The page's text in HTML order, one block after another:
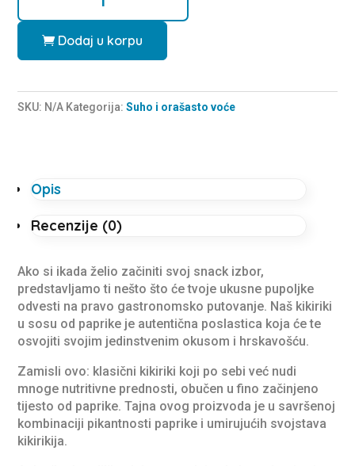
u
sosu
od
količina
Dodaj u korpu
SKU: N/A Kategorija:Suho i orašasto voće
Opis
Recenzije (0)
Ako si ikada želio začiniti svoj snack izbor,
predstavljamo ti nešto što će tvoje ukusne pupoljke
odvesti na pravo gastronomsko putovanje. Naš kikiriki
u sosu od paprike je autentična poslastica koja će te
osvojiti svojim jedinstvenim okusom i hrskavošću.
Zamisli ovo: klasični kikiriki koji po sebi već nudi
mnoge nutritivne prednosti, obučen u fino začinjeno
tijesto od paprike. Tajna ovog proizvoda je u savršenoj
kombinaciji pikantnosti paprike i umirujućih svojstava
kikirikija.